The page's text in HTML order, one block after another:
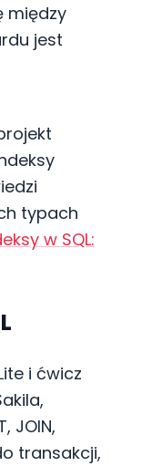
między
jest
typach
w SQL:
i ćwicz
JOIN,
transakcji,